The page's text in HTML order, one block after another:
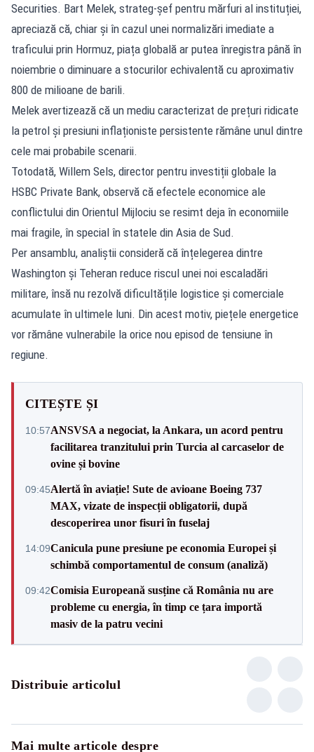
Securities. Bart Melek, strateg-șef pentru mărfuri al instituției,
apreciază că, chiar și în cazul unei normalizări imediate a
traficului prin Hormuz, piața globală ar putea înregistra până în
noiembrie o diminuare a stocurilor echivalentă cu aproximativ
800 de milioane de barili.
Melek avertizează că un mediu caracterizat de prețuri ridicate
la petrol și presiuni inflaționiste persistente rămâne unul dintre
cele mai probabile scenarii.
Totodată, Willem Sels, director pentru investiții globale la
HSBC Private Bank, observă că efectele economice ale
conflictului din Orientul Mijlociu se resimt deja în economiile
mai fragile, în special în statele din Asia de Sud.
Per ansamblu, analiștii consideră că înțelegerea dintre
Washington și Teheran reduce riscul unei noi escaladări
militare, însă nu rezolvă dificultățile logistice și comerciale
acumulate în ultimele luni. Din acest motiv, piețele energetice
vor rămâne vulnerabile la orice nou episod de tensiune în
regiune.
CITEȘTE ȘI
10:57ANSVSA a negociat, la Ankara, un acord pentru
facilitarea tranzitului prin Turcia al carcaselor de
ovine și bovine
09:45Alertă în aviație! Sute de avioane Boeing 737
MAX, vizate de inspecții obligatorii, după
descoperirea unor fisuri în fuselaj
14:09Canicula pune presiune pe economia Europei și
schimbă comportamentul de consum (analiză)
09:42Comisia Europeană susține că România nu are
probleme cu energia, în timp ce țara importă
masiv de la patru vecini
Distribuie articolul
Mai multe articole despre